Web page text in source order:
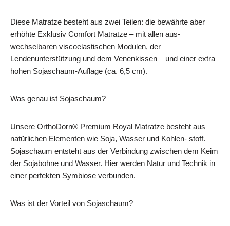
Diese Matratze besteht aus zwei Teilen: die bewährte aber
erhöhte Exklusiv Comfort Matratze – mit allen aus-
wechselbaren viscoelastischen Modulen, der
Lendenunterstützung und dem Venenkissen – und einer extra
hohen Sojaschaum-Auflage (ca. 6,5 cm).
Was genau ist Sojaschaum?
Unsere OrthoDorn® Premium Royal Matratze besteht aus
natürlichen Elementen wie Soja, Wasser und Kohlen- stoff.
Sojaschaum entsteht aus der Verbindung zwischen dem Keim
der Sojabohne und Wasser. Hier werden Natur und Technik in
einer perfekten Symbiose verbunden.
Was ist der Vorteil von Sojaschaum?